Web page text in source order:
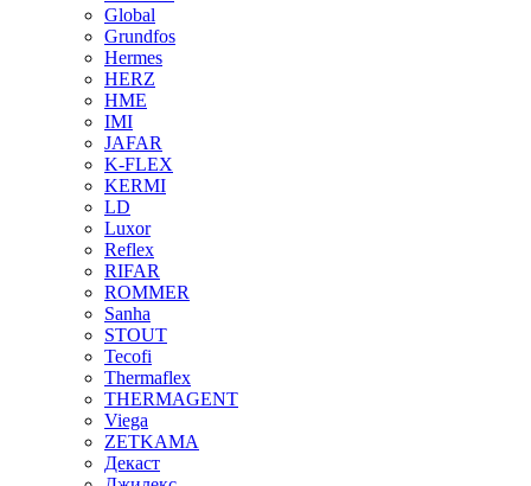
Global
Grundfos
Hermes
HERZ
HME
IMI
JAFAR
K-FLEX
KERMI
LD
Luxor
Reflex
RIFAR
ROMMER
Sanha
STOUT
Tecofi
Thermaflex
THERMAGENT
Viega
ZETKAMA
Декаст